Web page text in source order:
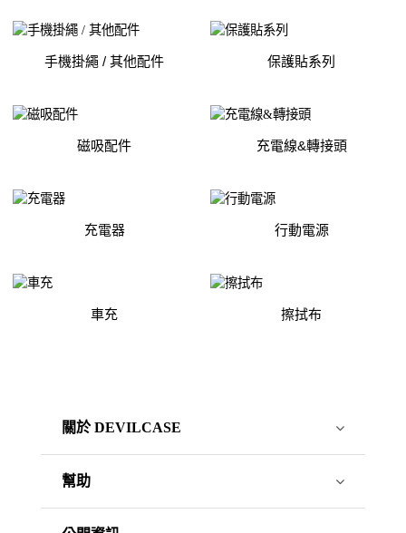
手機掛繩 / 其他配件 保護貼系列
磁吸配件 充電線&轉接頭
充電器 行動電源
車充 擦拭布
關於 DEVILCASE
幫助